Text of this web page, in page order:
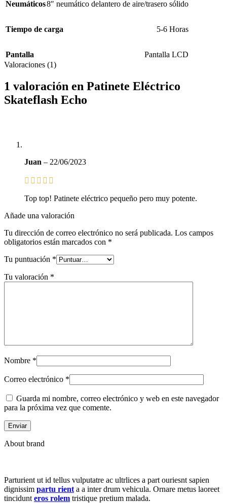
Neumáticos8″ neumático delantero de aire/trasero sólido
Tiempo de carga 5-6 Horas
Pantalla
Pantalla LCD
Valoraciones (1)
1 valoración en Patinete Eléctrico
Skateflash Echo
Juan – 22/06/2023
Top top! Patinete eléctrico pequeño pero muy potente.
Añade una valoración
Tu dirección de correo electrónico no será publicada. Los campos
obligatorios están marcados con *
Tu puntuación *
Tu valoración *
Nombre *
Correo electrónico *
Guarda mi nombre, correo electrónico y web en este navegador
para la próxima vez que comente.
About brand
Parturient ut id tellus vulputatre ac ultrlices a part ouriesnt sapien
dignissim partu rient a a inter drum vehicula. Ornare metus laoreet
tincidunt eros rolem tristique pretium malada.